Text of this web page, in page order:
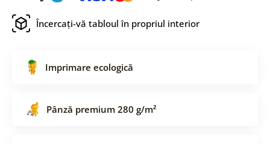
Încercați-vă tabloul în propriul interior
Imprimare ecologică
Pânză premium 280 g/m²